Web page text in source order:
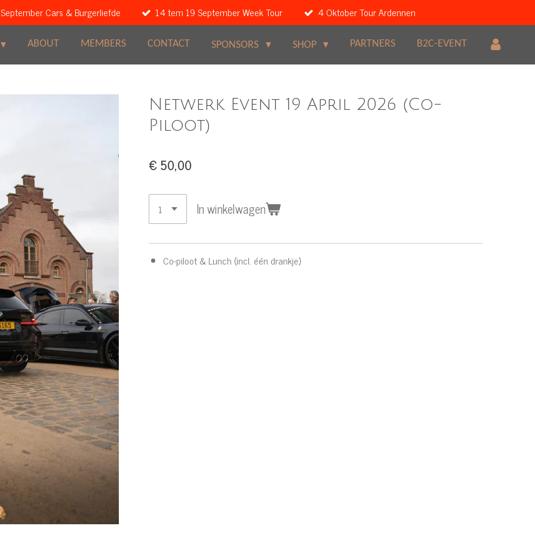
Cars & Burgerliefde 14 tem 19 September Week Tour 4 Oktober Tour Ardennen
ABOUT MEMBERS CONTACT SPONSORS SHOP PARTNERS B2C-EVENT
Netwerk Event 19 April 2026 (Co-
Piloot)
€ 50,00
In winkelwagen
Co-piloot & Lunch (incl. één drankje)